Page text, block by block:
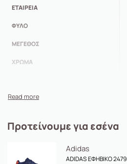
Εξωτερική σόλα από καουτσούκ
ΕΤΑΙΡΕΊΑ
ΦΎΛΟ
ΜΈΓΕΘΟΣ
ΧΡΏΜΑ
Προτείνουμε για εσένα
Adidas
ADIDAS ΕΦΗΒΙΚΟ 2479